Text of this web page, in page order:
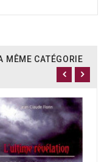
MÊME CATÉGORIE